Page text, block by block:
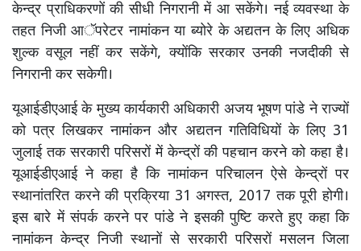
केन्द्र प्राधिकरणों की सीधी निगरानी में आ सकेंगे। नई व्यवस्था के
तहत निजी आॅपरेटर नामांकन या ब्योरे के अद्यतन के लिए अधिक
शुल्क वसूल नहीं कर सकेंगे, क्योंकि सरकार उनकी नजदीकी से
निगरानी कर सकेगी।
यूआईडीएआई के मुख्य कार्यकारी अधिकारी अजय भूषण पांडे ने राज्यों
को पत्र लिखकर नामांकन और अद्यतन गतिविधियों के लिए 31
जुलाई तक सरकारी परिसरों में केन्द्रों की पहचान करने को कहा है।
यूआईडीएआई ने कहा है कि नामांकन परिचालन ऐसे केन्द्रों पर
स्थानांतरित करने की प्रक्रिया 31 अगस्त, 2017 तक पूरी होगी।
इस बारे में संपर्क करने पर पांडे ने इसकी पुष्टि करते हुए कहा कि
नामांकन केन्द्र निजी स्थानों से सरकारी परिसरों मसलन जिला